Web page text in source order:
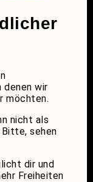
denen wir
möchten.
nicht als
sehen
dir und
Freiheiten